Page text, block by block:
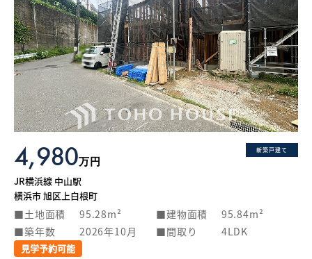
新築戸建て
4,980万円
JR横浜線 中山駅
横浜市 旭区上白根町
土地面積 95.28m² 建物面積
95.84m²
築年数
2026年10月 間取り 4LDK
見学予約可能